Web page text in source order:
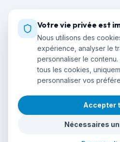
Votre vie privée est
Nous utilisons des
expérience, analyser le
personnaliser le
tous les cookies,
personnaliser vos
Accepter
Nécessaires